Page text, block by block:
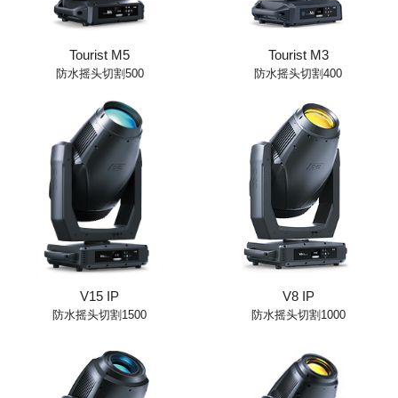
Tourist M5
防水摇头切割500
Tourist M3
防水摇头切割400
V15 IP
防水摇头切割1500
V8 IP
防水摇头切割1000